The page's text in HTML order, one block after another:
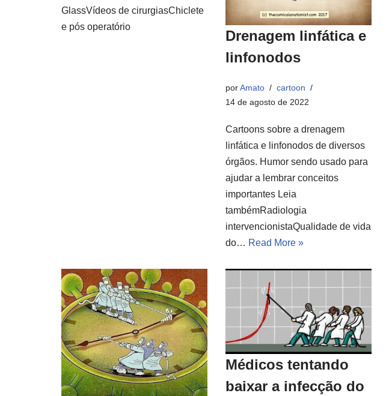
GlassVídeos de cirurgiasChiclete
e pós operatório
Drenagem linfática e
linfonodos
porAmato
cartoon
14 de agosto de 2022
Cartoons sobre a drenagem
linfática e linfonodos de diversos
órgãos. Humor sendo usado para
ajudar a lembrar conceitos
importantes Leia
tambémRadiologia
intervencionistaQualidade de vida
do… Read More »
Médicos tentando
baixar a infecção do